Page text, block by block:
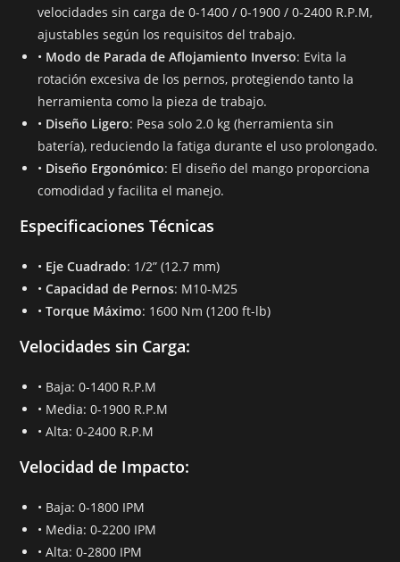
velocidades sin carga de 0-1400 / 0-1900 / 0-2400 R.P.M,
ajustables según los requisitos del trabajo.
• Modo de Parada de Aflojamiento Inverso: Evita la
rotación excesiva de los pernos, protegiendo tanto la
herramienta como la pieza de trabajo.
• Diseño Ligero: Pesa solo 2.0 kg (herramienta sin
batería), reduciendo la fatiga durante el uso prolongado.
• Diseño Ergonómico: El diseño del mango proporciona
comodidad y facilita el manejo.
Especificaciones Técnicas
• Eje Cuadrado: 1/2” (12.7 mm)
•Capacidad de Pernos: M10-M25
•Torque Máximo: 1600 Nm (1200 ft-lb)
Velocidades sin Carga:
• Baja: 0-1400 R.P.M
• Media: 0-1900 R.P.M
• Alta: 0-2400 R.P.M
Velocidad de Impacto:
• Baja: 0-1800 IPM
• Media: 0-2200 IPM
• Alta: 0-2800 IPM